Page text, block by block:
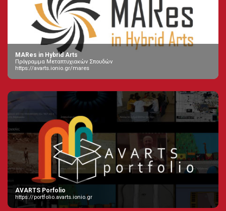
MARes in Hybrid Arts
Πρόγραμμα Μεταπτυχιακών Σπουδών
https://avarts.ionio.gr/mares
AVARTS Porfolio
https://portfolio.avarts.ionio.gr